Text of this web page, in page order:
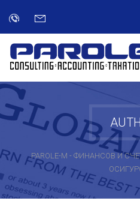
PAROLE-M - ФИНАНСОВ И